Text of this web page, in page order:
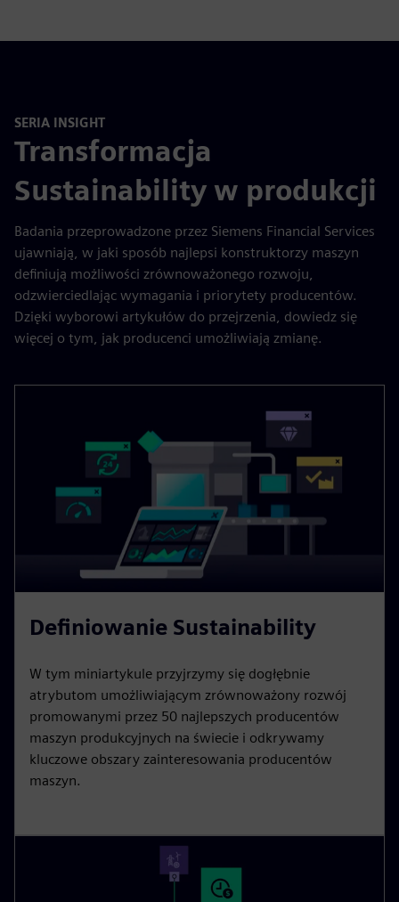
SERIA INSIGHT
Transformacja
Sustainability w produkcji
Badania przeprowadzone przez Siemens Financial Services
ujawniają, w jaki sposób najlepsi konstruktorzy maszyn
definiują możliwości zrównoważonego rozwoju,
odzwierciedlając wymagania i priorytety producentów.
Dzięki wyborowi artykułów do przejrzenia, dowiedz się
więcej o tym, jak producenci umożliwiają zmianę.
Definiowanie Sustainability
W tym miniartykule przyjrzymy się dogłębnie
atrybutom umożliwiającym zrównoważony rozwój
promowanymi przez 50 najlepszych producentów
maszyn produkcyjnych na świecie i odkrywamy
kluczowe obszary zainteresowania producentów
maszyn.